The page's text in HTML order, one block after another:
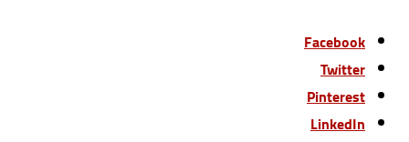
Facebook
Twitter
Pinterest
LinkedIn